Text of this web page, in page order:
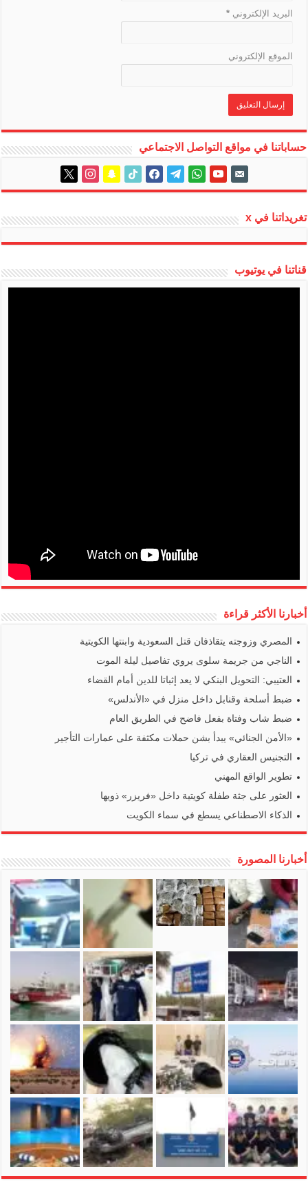
البريد الإلكتروني*
الموقع الإلكتروني
حساباتنا في مواقع التواصل الاجتماعي
email-
alt
youtube
whatsapp
telegram
facebook
tiktok
snapchat
instagram
x
تغريداتنا في x
قناتنا في يوتيوب
أخبارنا الأكثر قراءة
المصري وزوجته يتقاذفان قتل السعودية وابنتها الكويتية
الناجي من جريمة سلوى يروي تفاصيل ليلة الموت
العتيبي: التحويل البنكي لا يعد إثباتا للدين أمام القضاء
ضبط أسلحة وقنابل داخل منزل في «الأندلس»
ضبط شاب وفتاة بفعل فاضح في الطريق العام
«الأمن الجنائي» يبدأ بشن حملات مكثفة على عمارات التأجير
التجنيس العقاري في تركيا
تطوير الواقع المهني
العثور على جثة طفلة كويتية داخل «فريزر» ذويها
الذكاء الاصطناعي يسطع في سماء الكويت
أخبارنا المصورة